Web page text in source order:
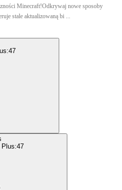
Minecraft!Odkrywaj nowe sposoby
stale aktualizowaną bi ...
47
Plus:47